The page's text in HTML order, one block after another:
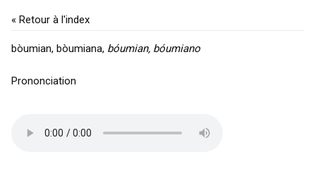
« Retour à l'index
bòumian, bòumiana, bóumian, bóumiano
Prononciation